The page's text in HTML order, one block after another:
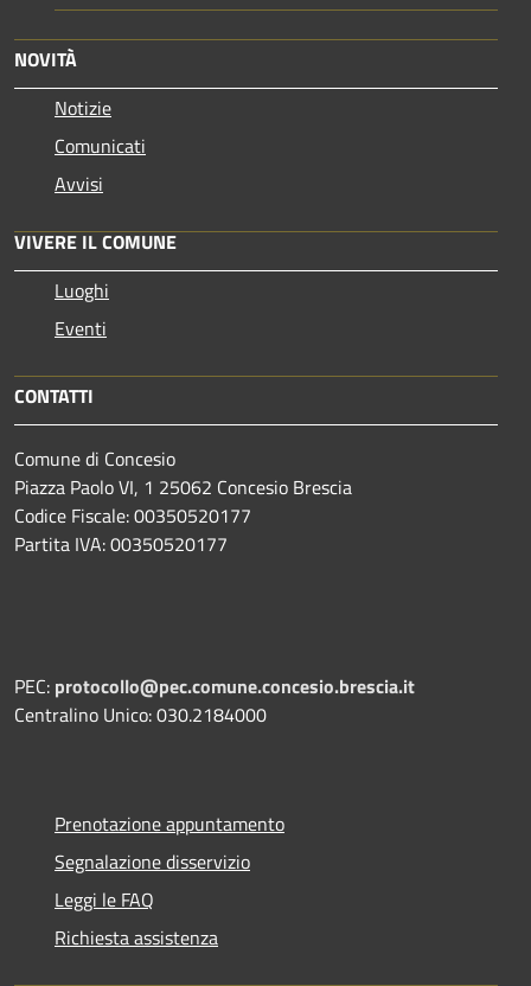
NOVITÀ
Notizie
Comunicati
Avvisi
VIVERE IL COMUNE
Luoghi
Eventi
CONTATTI
Comune di Concesio
Piazza Paolo VI, 1 25062 Concesio Brescia
Codice Fiscale: 00350520177
Partita IVA: 00350520177
PEC: protocollo@pec.comune.concesio.brescia.it
Centralino Unico: 030.2184000
Prenotazione appuntamento
Segnalazione disservizio
Leggi le FAQ
Richiesta assistenza